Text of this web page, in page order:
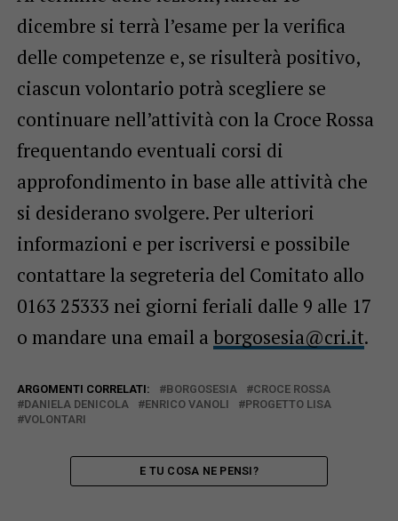
dicembre si terrà l’esame per la verifica
delle competenze e, se risulterà positivo,
ciascun volontario potrà scegliere se
continuare nell’attività con la Croce Rossa
frequentando eventuali corsi di
approfondimento in base alle attività che
si desiderano svolgere. Per ulteriori
informazioni e per iscriversi e possibile
contattare la segreteria del Comitato allo
0163 25333 nei giorni feriali dalle 9 alle 17
o mandare una email a borgosesia@cri.it.
ARGOMENTI CORRELATI: BORGOSESIA
CROCE ROSSA
DANIELA DENICOLA
ENRICO VANOLI
PROGETTO LISA
VOLONTARI
E TU COSA NE PENSI?